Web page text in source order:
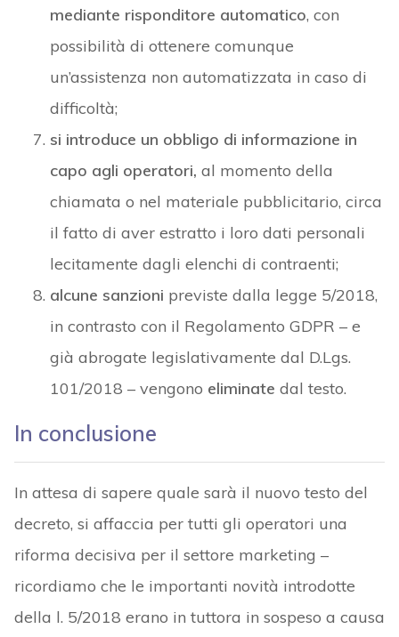
mediante risponditore automatico, con
possibilità di ottenere comunque
un’assistenza non automatizzata in caso di
difficoltà;
si introduce un obbligo di informazione in
capo agli operatori, al momento della
chiamata o nel materiale pubblicitario, circa
il fatto di aver estratto i loro dati personali
lecitamente dagli elenchi di contraenti;
alcune sanzioni previste dalla legge 5/2018,
in contrasto con il Regolamento GDPR – e
già abrogate legislativamente dal D.Lgs.
101/2018 – vengono eliminate dal testo.
In conclusione
In attesa di sapere quale sarà il nuovo testo del
decreto, si affaccia per tutti gli operatori una
riforma decisiva per il settore marketing –
ricordiamo che le importanti novità introdotte
della l. 5/2018 erano in tuttora in sospeso a causa